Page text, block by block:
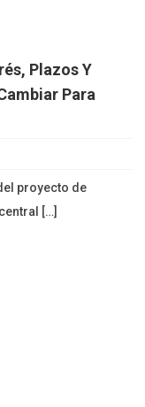
Plazos Y
Para
proyecto de
[…]